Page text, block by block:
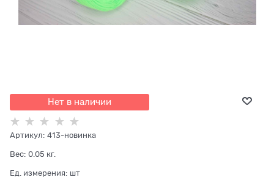
Нет в наличии
Артикул: 413-новинка
Вес: 0.05 кг.
Ед. измерения: шт